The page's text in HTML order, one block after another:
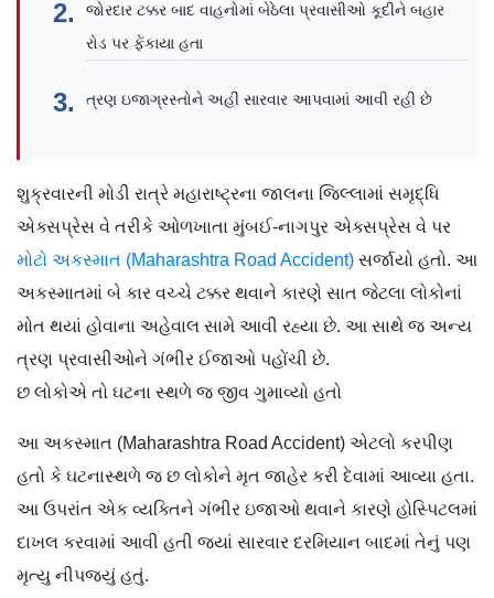
જોરદાર ટક્કર બાદ વાહનોમાં બેઠેલા પ્રવાસીઓ કૂદીને બહાર
રોડ પર ફેંકાયા હતા
ત્રણ ઇજાગ્રસ્તોને અહીં સારવાર આપવામાં આવી રહી છે
શુક્રવારની મોડી રાત્રે મહારાષ્ટ્રના જાલના જિલ્લામાં સમૃદ્ધિ
એક્સપ્રેસ વે તરીકે ઓળખાતા મુંબઈ-નાગપુર એક્સપ્રેસ વે પર
મોટો અકસ્માત (Maharashtra Road Accident) સર્જાયો હતો. આ
અકસ્માતમાં બે કાર વચ્ચે ટક્કર થવાને કારણે સાત જેટલા લોકોનાં
મોત થયાં હોવાના અહેવાલ સામે આવી રહ્યા છે. આ સાથે જ અન્ય
ત્રણ પ્રવાસીઓને ગંભીર ઈજાઓ પહોંચી છે.
છ લોકોએ તો ઘટના સ્થળે જ જીવ ગુમાવ્યો હતો
આ અકસ્માત (Maharashtra Road Accident) એટલો કરપીણ
હતો કે ઘટનાસ્થળે જ છ લોકોને મૃત જાહેર કરી દેવામાં આવ્યા હતા.
આ ઉપરાંત એક વ્યક્તિને ગંભીર ઇજાઓ થવાને કારણે હોસ્પિટલમાં
દાખલ કરવામાં આવી હતી જ્યાં સારવાર દરમિયાન બાદમાં તેનું પણ
મૃત્યુ નીપજ્યું હતું.